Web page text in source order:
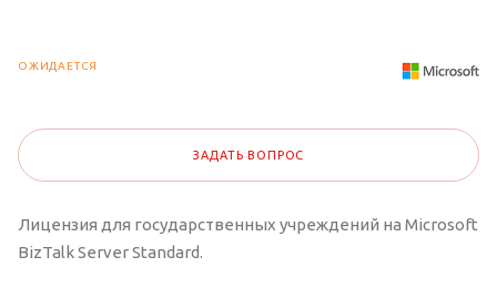
ОЖИДАЕТСЯ
ЗАДАТЬ ВОПРОС
Лицензия для государственных учреждений на Microsoft
BizTalk Server Standard.